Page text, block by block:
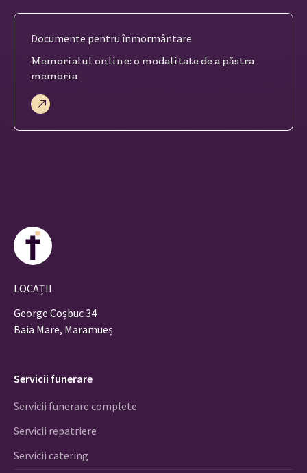
Documente pentru înmormântare
Memorialul online: o modalitate de a păstra
memoria
LOCAȚII
George Coșbuc 34
Baia Mare, Maramueș
Servicii funerare
Servicii funerare complete
Servicii repatriere
Servicii catering